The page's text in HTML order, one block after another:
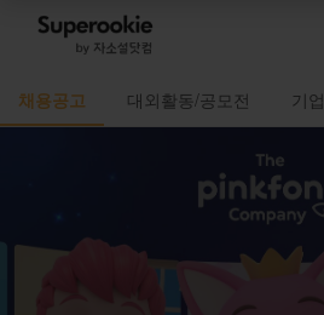
채용공고 대외활동/공모전 기